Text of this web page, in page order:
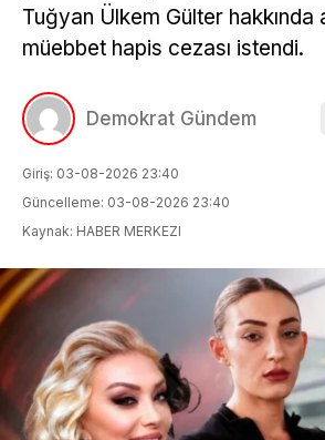
Tuğyan Ülkem Gülter hakkında
müebbet hapis cezası istendi.
Demokrat Gündem
Giriş: 03-08-2026 23:40
Güncelleme: 03-08-2026 23:40
Kaynak: HABER MERKEZI